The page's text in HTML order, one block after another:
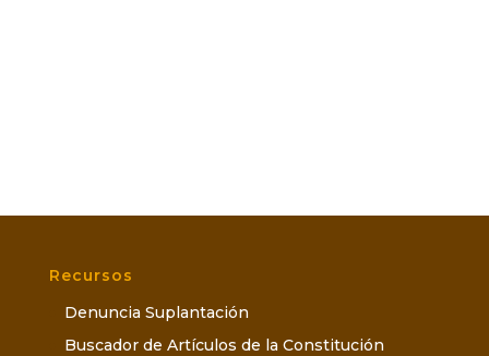
Recursos
Denuncia Suplantación
Buscador de Artículos de la Constitución